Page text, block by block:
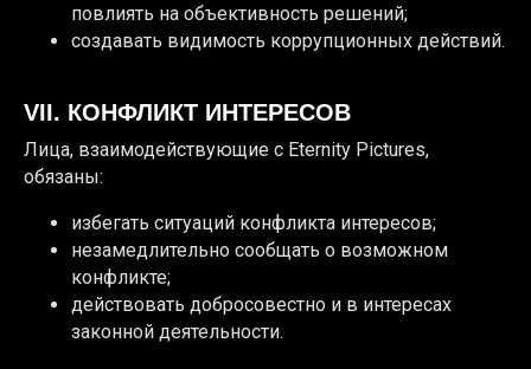
повлиять на объективность решений;
создавать видимость коррупционных действий.
VII. КОНФЛИКТ ИНТЕРЕСОВ
Лица, взаимодействующие с Eternity Pictures,
обязаны:
избегать ситуаций конфликта интересов;
незамедлительно сообщать о возможном
конфликте;
действовать добросовестно и в интересах
законной деятельности.